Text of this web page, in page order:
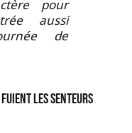
pour
aussi
de
les senteurs